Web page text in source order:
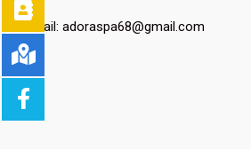
– Email: adoraspa68@gmail.com